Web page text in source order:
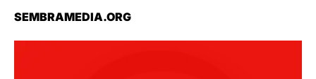
SEMBRAMEDIA.ORG